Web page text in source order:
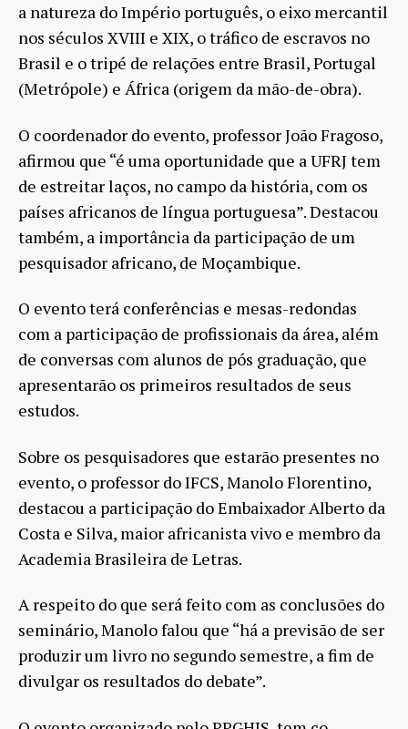
a natureza do Império português, o eixo mercantil
nos séculos XVIII e XIX, o tráfico de escravos no
Brasil e o tripé de relações entre Brasil, Portugal
(Metrópole) e África (origem da mão-de-obra).
O coordenador do evento, professor João Fragoso,
afirmou que “é uma oportunidade que a UFRJ tem
de estreitar laços, no campo da história, com os
países africanos de língua portuguesa”. Destacou
também, a importância da participação de um
pesquisador africano, de Moçambique.
O evento terá conferências e mesas-redondas
com a participação de profissionais da área, além
de conversas com alunos de pós graduação, que
apresentarão os primeiros resultados de seus
estudos.
Sobre os pesquisadores que estarão presentes no
evento, o professor do IFCS, Manolo Florentino,
destacou a participação do Embaixador Alberto da
Costa e Silva, maior africanista vivo e membro da
Academia Brasileira de Letras.
A respeito do que será feito com as conclusões do
seminário, Manolo falou que “há a previsão de ser
produzir um livro no segundo semestre, a fim de
divulgar os resultados do debate”.